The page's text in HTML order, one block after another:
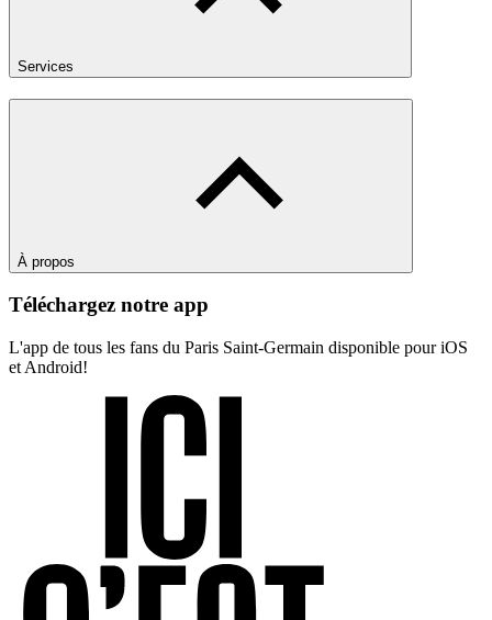
Services
À propos
Téléchargez notre app
L'app de tous les fans du Paris Saint-Germain disponible pour iOS
et Android!